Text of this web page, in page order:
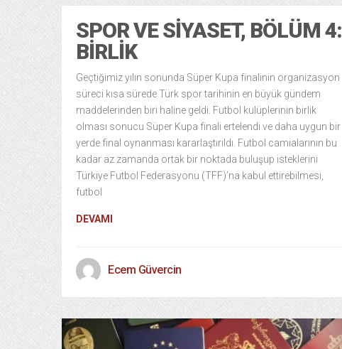
SPOR VE SIYASET, BÖLÜM 4:
BIRLIK
Geçtiğimiz yılın sonunda Süper Kupa finalinin organizasyon
süreci kısa sürede Türk spor tarihinin en büyük gündem
maddelerinden biri haline geldi. Futbol kulüplerinin birlik
olması sonucu Süper Kupa finali ertelendi ve daha uygun bir
yerde final oynanması kararlaştırıldı. Futbol camialarının bu
kadar az zamanda ortak bir noktada buluşup isteklerini
Türkiye Futbol Federasyonu (TFF)’na kabul ettirebilmesi,
futbol
DEVAMI
Ecem Güvercin